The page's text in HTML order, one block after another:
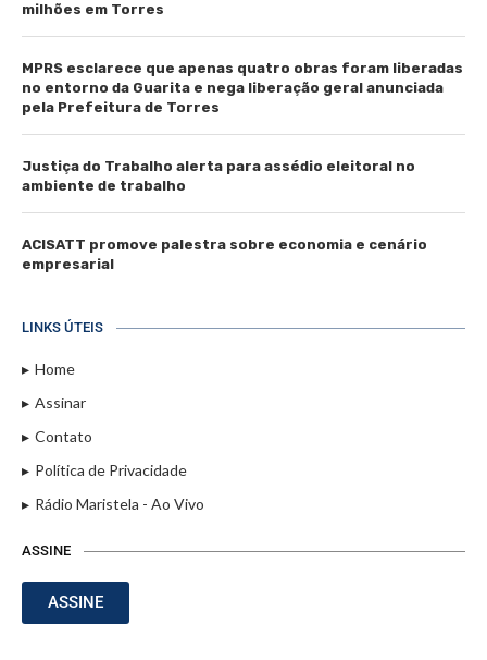
milhões em Torres
MPRS esclarece que apenas quatro obras foram liberadas
no entorno da Guarita e nega liberação geral anunciada
pela Prefeitura de Torres
Justiça do Trabalho alerta para assédio eleitoral no
ambiente de trabalho
ACISATT promove palestra sobre economia e cenário
empresarial
LINKS ÚTEIS
Home
Assinar
Contato
Política de Privacidade
Rádio Maristela - Ao Vivo
ASSINE
ASSINE